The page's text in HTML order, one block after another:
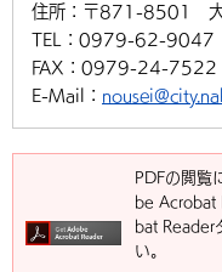
住所： 〒871-8501 大
TEL： 0979-62-9047
FAX： 0979-24-7522
E-Mail：
PDFの閲覧
be Acrobat
bat Reader
い。